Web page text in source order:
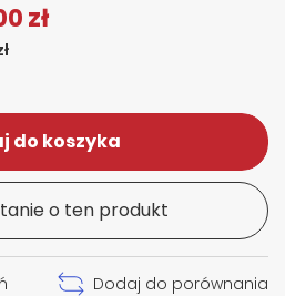
zł
do koszyka
o ten produkt
Dodaj do porównania